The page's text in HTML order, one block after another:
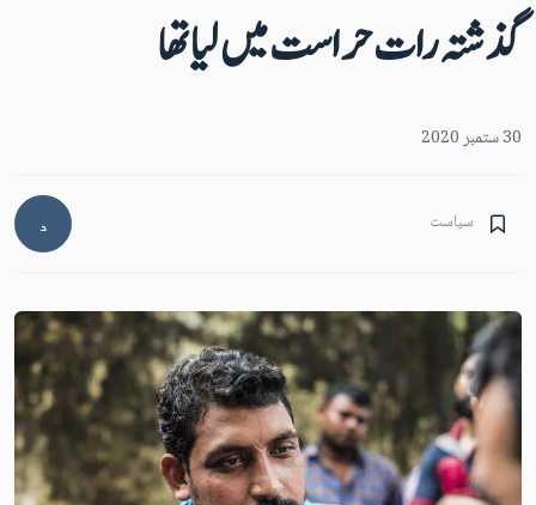
گذشتہ رات حراست میں لیا تھا
30 ستمبر 2020
د سیاست